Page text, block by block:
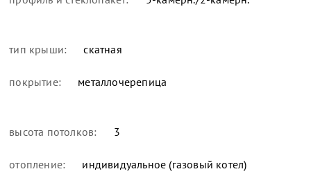
тип крыши: скатная
покрытие: металлочерепица
высота потолков: 3
отопление: индивидуальное (газовый котел)